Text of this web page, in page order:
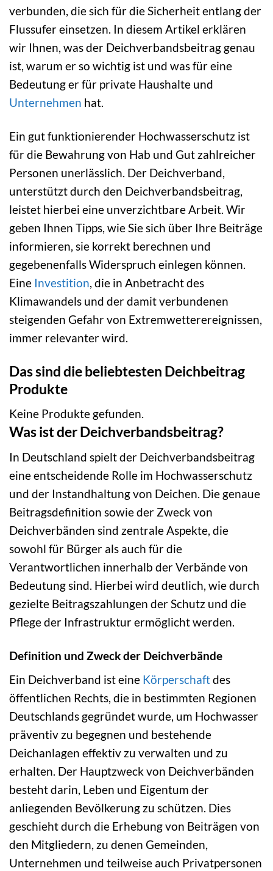
verbunden, die sich für die Sicherheit entlang der
Flussufer einsetzen. In diesem Artikel erklären
wir Ihnen, was der Deichverbandsbeitrag genau
ist, warum er so wichtig ist und was für eine
Bedeutung er für private Haushalte und
Unternehmen hat.
Ein gut funktionierender Hochwasserschutz ist
für die Bewahrung von Hab und Gut zahlreicher
Personen unerlässlich. Der Deichverband,
unterstützt durch den Deichverbandsbeitrag,
leistet hierbei eine unverzichtbare Arbeit. Wir
geben Ihnen Tipps, wie Sie sich über Ihre Beiträge
informieren, sie korrekt berechnen und
gegebenenfalls Widerspruch einlegen können.
Eine Investition, die in Anbetracht des
Klimawandels und der damit verbundenen
steigenden Gefahr von Extremwetterereignissen,
immer relevanter wird.
Das sind die beliebtesten Deichbeitrag
Produkte
Keine Produkte gefunden.
Was ist der Deichverbandsbeitrag?
In Deutschland spielt der Deichverbandsbeitrag
eine entscheidende Rolle im Hochwasserschutz
und der Instandhaltung von Deichen. Die genaue
Beitragsdefinition sowie der Zweck von
Deichverbänden sind zentrale Aspekte, die
sowohl für Bürger als auch für die
Verantwortlichen innerhalb der Verbände von
Bedeutung sind. Hierbei wird deutlich, wie durch
gezielte Beitragszahlungen der Schutz und die
Pflege der Infrastruktur ermöglicht werden.
Definition und Zweck der Deichverbände
Ein Deichverband ist eine Körperschaftdes
öffentlichen Rechts, die in bestimmten Regionen
Deutschlands gegründet wurde, um Hochwasser
präventiv zu begegnen und bestehende
Deichanlagen effektiv zu verwalten und zu
erhalten. Der Hauptzweck von Deichverbänden
besteht darin, Leben und Eigentum der
anliegenden Bevölkerung zu schützen. Dies
geschieht durch die Erhebung von Beiträgen von
den Mitgliedern, zu denen Gemeinden,
Unternehmen und teilweise auch Privatpersonen